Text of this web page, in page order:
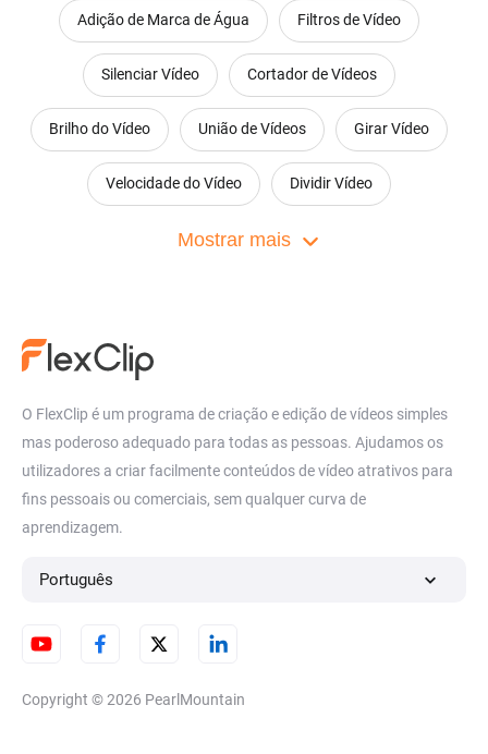
Adição de Marca de Água Filtros de Vídeo
Silenciar Vídeo Cortador de Vídeos
Brilho do Vídeo União de Vídeos Girar Vídeo
Velocidade do Vídeo Dividir Vídeo
Zoom ao Vídeo Inverter vídeo
Gráficos do movimento
Gerador de links de vídeo Redimensionar vídeo
Recortar vídeo
Mostrar mais
O FlexClip é um programa de criação e edição de vídeos simples
mas poderoso adequado para todas as pessoas. Ajudamos os
utilizadores a criar facilmente conteúdos de vídeo atrativos para
fins pessoais ou comerciais, sem qualquer curva de
aprendizagem.
Português
Copyright © 2026 PearlMountain